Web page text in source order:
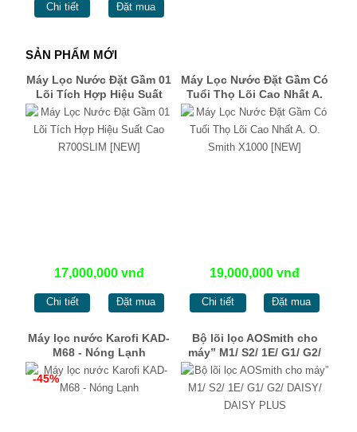
Chi tiết Đặt mua
SẢN PHẨM MỚI
Máy Lọc Nước Đặt Gầm 01
Lõi Tích Hợp Hiệu Suất
Cao R700SLIM [NEW]
17,000,000 vnđ
Chi tiết Đặt mua
Máy Lọc Nước Đặt Gầm Có
Tuổi Thọ Lõi Cao Nhất A.
O. Smith X1000 [NEW]
19,000,000 vnđ
Chi tiết Đặt mua
Máy lọc nước Karofi KAD-
M68 - Nóng Lạnh
-45%
Bộ lõi lọc AOSmith cho
máy” M1/ S2/ 1E/ G1/ G2/
DAISY/ DAISY PLUS